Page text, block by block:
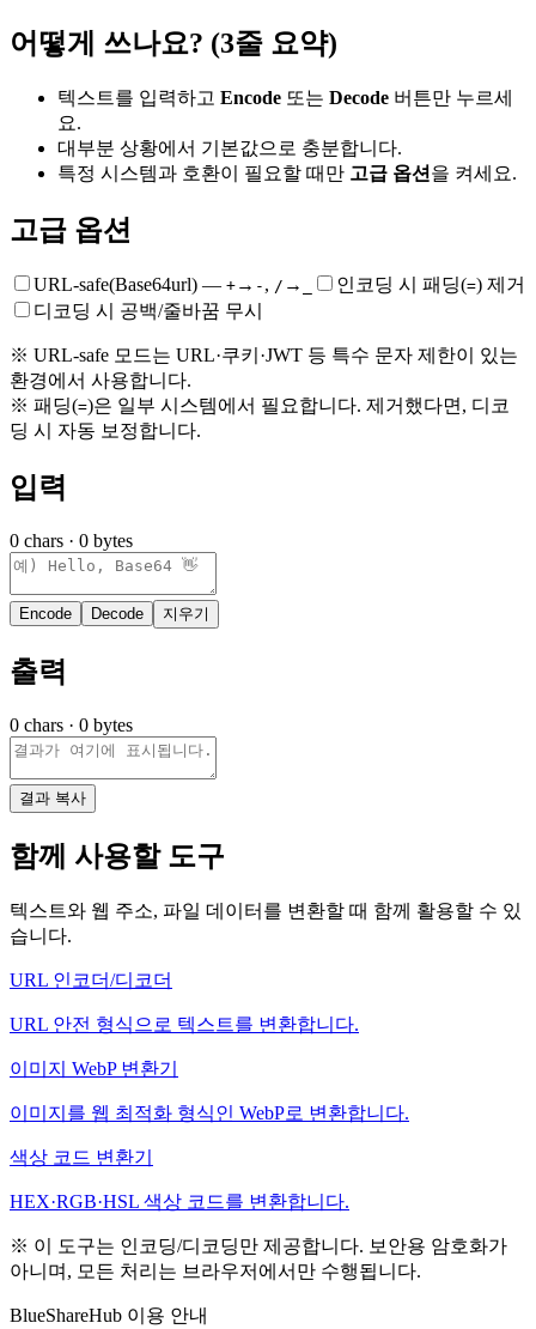
어떻게 쓰나요? (3줄 요약)
텍스트를 입력하고 Encode 또는 Decode 버튼만 누르세
요.
대부분 상황에서 기본값으로 충분합니다.
특정 시스템과 호환이 필요할 때만 고급 옵션 을 켜세요.
고급 옵션
URL-safe(Base64url) — + → - , / → 인코딩 시 패딩(=) 제거
디코딩 시 공백/줄바꿈 무시
※ URL-safe 모드는 URL·쿠키·JWT 등 특수 문자 제한이 있는
환경에서 사용합니다.
※ 패딩(=)은 일부 시스템에서 필요합니다. 제거했다면, 디코
딩 시 자동 보정합니다.
입력
0 chars · 0 bytes
Encode Decode 지우기
출력
0 chars · 0 bytes
결과 복사
함께 사용할 도구
텍스트와 웹 주소, 파일 데이터를 변환할 때 함께 활용할 수 있
습니다.
URL 인코더/디코더
URL 안전 형식으로 텍스트를 변환합니다.
이미지 WebP 변환기
이미지를 웹 최적화 형식인 WebP로 변환합니다.
색상 코드 변환기
HEX·RGB·HSL 색상 코드를 변환합니다.
※ 이 도구는 인코딩/디코딩만 제공합니다. 보안용 암호화가
아니며, 모든 처리는 브라우저에서만 수행됩니다.
BlueShareHub 이용 안내